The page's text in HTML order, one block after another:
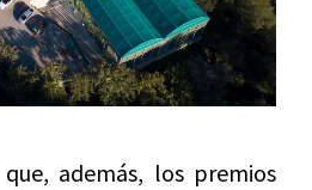
además, los premios